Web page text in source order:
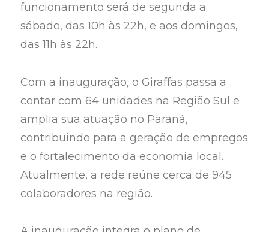
funcionamento será de segunda a
sábado, das 10h às 22h, e aos domingos,
das 11h às 22h.
Com a inauguração, o Giraffas passa a
contar com 64 unidades na Região Sul e
amplia sua atuação no Paraná,
contribuindo para a geração de empregos
e o fortalecimento da economia local.
Atualmente, a rede reúne cerca de 945
colaboradores na região.